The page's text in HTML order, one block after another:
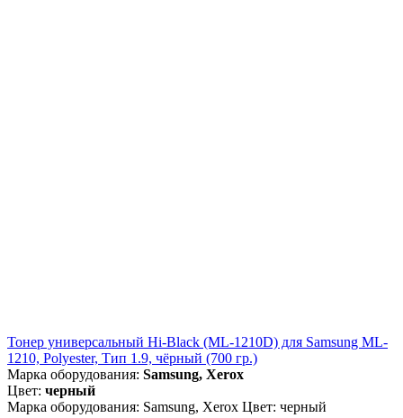
Тонер универсальный Hi-Black (ML-1210D) для Samsung ML-
1210, Polyester, Тип 1.9, чёрный (700 гр.)
Марка оборудования: Samsung, Xerox
Цвет: черный
Марка оборудования: Samsung, Xerox Цвет: черный